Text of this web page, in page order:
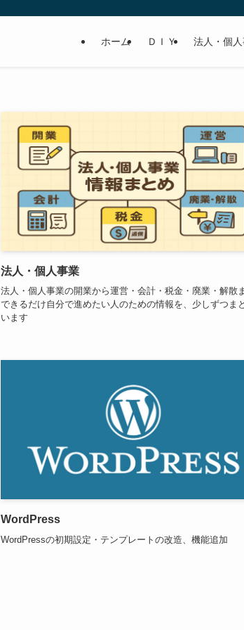
ホーム ＤＩＹ 法人・個
法人・個人事業
法人・個人事業の開業から運営・会計・税金・廃業・解散ま
できるだけ自分で進めたい人のための情報を、少しずつま
います
WordPress
WordPressの初期設定・テンプレートの改造、機能追加